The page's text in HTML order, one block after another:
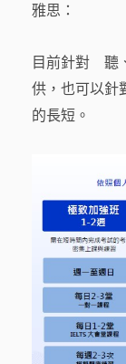
雅思：
目前針對 聽
供，也可以針
的長短。